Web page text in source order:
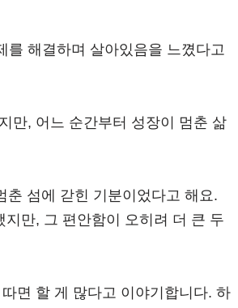
를 해결하며 살아있음을 느꼈다고
만, 어느 순간부터 성장이 멈춘 삶
섬에 갇힌 기분이었다고 해요.
만, 그 편안함이 오히려 더 큰 두
면 할 게 많다고 이야기합니다. 하